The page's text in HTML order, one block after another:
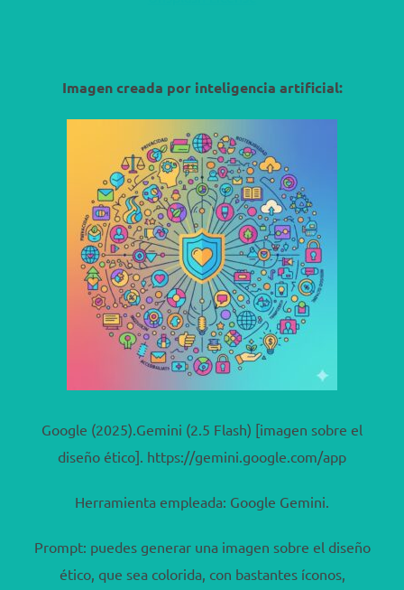
Imagen creada por inteligencia artificial:
Google (2025).Gemini (2.5 Flash) [imagen sobre el
diseño ético]. https://gemini.google.com/app
Herramienta empleada: Google Gemini.
Prompt: puedes generar una imagen sobre el diseño
ético, que sea colorida, con bastantes íconos,